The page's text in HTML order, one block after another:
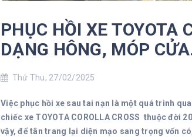
PHỤC HỒI XE TOYOTA
DẠNG HÔNG, MÓP
Thứ Thu, 27/02/2025
Việc phục hồi xe sau tai nạn là một quá trình
chiếc xe TOYOTA COROLLA CROSS thuộc đời
vậy, để tân trang lại diện mạo sang trọng vốn